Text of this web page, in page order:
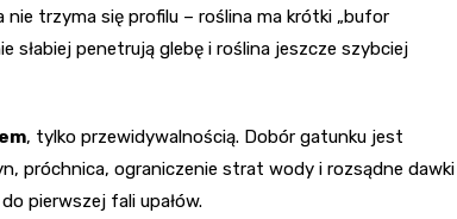
trzyma się profilu – roślina ma krótki „bufor
słabiej penetrują glebę i roślina jeszcze szybciej
, tylko przewidywalnością. Dobór gatunku jest
próchnica, ograniczenie strat wody i rozsądne dawki
pierwszej fali upałów.